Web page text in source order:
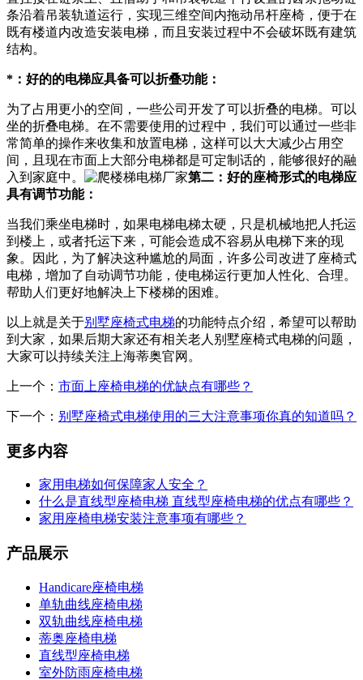
条沿着吊装轨道运行，实现三维空间内拖动吊杆座椅，便于在
既有楼道内改造安装电梯，而且安装过程中不会破坏既有建筑
结构。
*：好的的电梯应具备可以折叠功能：
为了占用更小的空间，一些公司开发了可以折叠的电梯。可以
坐的折叠电梯。在不需要使用的过程中，我们可以通过一些非
常简单的操作来收集和放置电梯，这样可以大大减少占用空
间，且现在市面上大部分电梯都是可定制话的，能够很好的融
入到家庭中。
第二：好的座椅形式的电梯应
具有调节功能：
当我们乘坐电梯时，如果电梯电梯太硬，只是机械地把人托运
到楼上，或者托运下来，可能会造成不容易从电梯下来的现
象。因此，为了解决这种尴尬的局面，许多公司改进了座椅式
电梯，增加了自动调节功能，使电梯运行更加人性化、合理。
帮助人们更好地解决上下楼梯的困难。
以上就是关于别墅座椅式电梯的功能特点介绍，希望可以帮助
到大家，如果后期大家还有相关老人别墅座椅式电梯的问题，
大家可以持续关注上海蒂奥官网。
上一个： 市面上座椅电梯的优缺点有哪些？
下一个： 别墅座椅式电梯使用的三大注意事项你真的知道吗？
更多内容
家用电梯如何保障家人安全？
什么是直线型座椅电梯 直线型座椅电梯的优点有哪些？
家用座椅电梯安装注意事项有哪些？
产品展示
Handicare座椅电梯
单轨曲线座椅电梯
双轨曲线座椅电梯
蒂奥座椅电梯
直线型座椅电梯
室外防雨座椅电梯